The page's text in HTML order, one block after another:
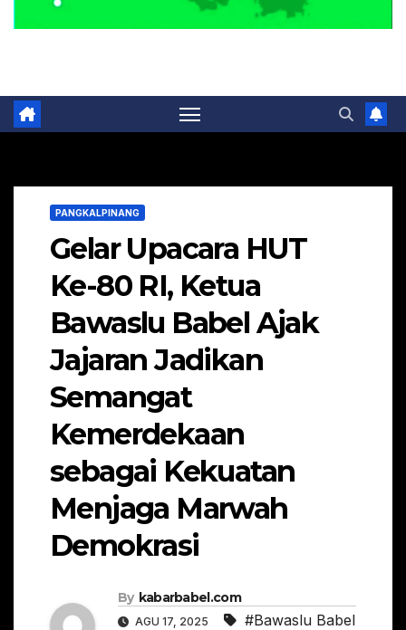
PANGKALPINANG
Gelar Upacara HUT
Ke-80 RI, Ketua
Bawaslu Babel Ajak
Jajaran Jadikan
Semangat
Kemerdekaan
sebagai Kekuatan
Menjaga Marwah
Demokrasi
By kabarbabel.com
AGU 17, 2025
#Bawaslu Babel